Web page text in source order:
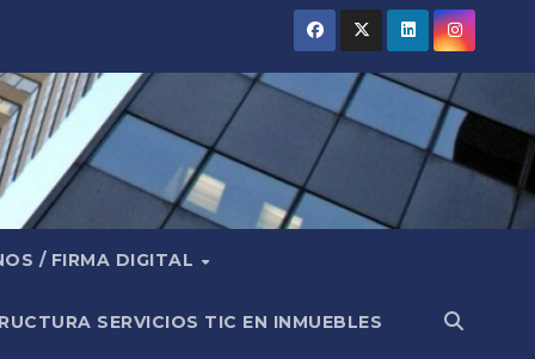
/ FIRMA DIGITAL
SERVICIOS TIC EN INMUEBLES